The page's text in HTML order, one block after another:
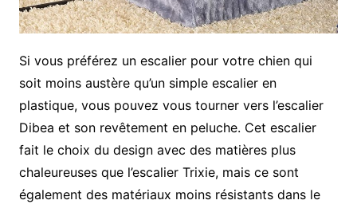
Si vous préférez un escalier pour votre chien qui
soit moins austère qu’un simple escalier en
plastique, vous pouvez vous tourner vers l’escalier
Dibea et son revêtement en peluche. Cet escalier
fait le choix du design avec des matières plus
chaleureuses que l’escalier Trixie, mais ce sont
également des matériaux moins résistants dans le